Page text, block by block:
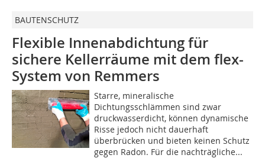
BAUTENSCHUTZ
Flexible Innenabdichtung für
sichere Kellerräume mit dem flex-
System von Remmers
Starre, mineralische
Dichtungsschlämmen sind zwar
druckwasserdicht, können dynamische
Risse jedoch nicht dauerhaft
überbrücken und bieten keinen Schutz
gegen Radon. Für die nachträgliche...